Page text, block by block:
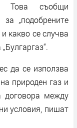
Това съобщи
„подобрените
какво се случва
да се използва
природен газ и
договора между
условия, пишат